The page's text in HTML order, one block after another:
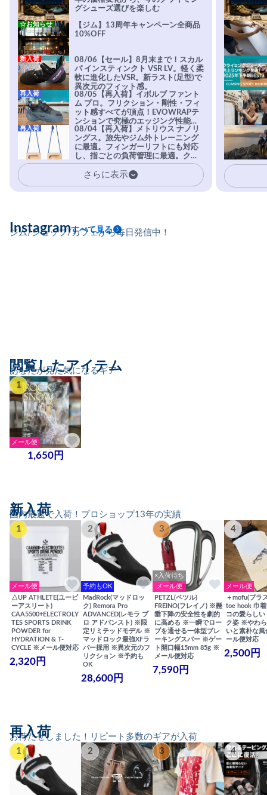
グシューズ選びを楽しむ
【ジム】13周年キャンペーン全商品
10%OFF
☆お知らせ
08/06【セール】8月末まで！スカル
パ インスティンクト VSR LV。軽く柔
軟に進化したVSR。新ラスト(足型)で
異次元のフィット感。
新入荷
08/05【再入荷】イボルブ ファント
ム プロ。フリクション・剛性・フィ
ット感すべてが頂点！EVOWRAPテ
ンションで究極のエッジング性能を
実現。進化系ラバーEvo-74はTRAX
を凌駕する粘着力で極小ホールドに
安心感。
再入荷
08/04【再入荷】メトリウス ナノリ
ングス。旅先やジム外トレーニング
に最適。フィンガーリフトにも対応
し、指ごとの負荷管理に最適。クラ
イマーの指を本気で鍛えるギア。
再入荷
さらに表示
ジム/ショップ/カフェから毎日発信中！
Instagramすべて見る
あなたが見た気になるギア
閲覧したアイテム
1
メール便
1,650円
国内最速で入荷！プロショップ13年の実績
新入荷
1
メール便
△UP ATHLETE(ユーピ
ーアスリート)
CAA5500+ELECTROLY
TES SPORTS DRINK
POWDER for
HYDRATION & T-
CYCLE ※メール便対応
2,320円
2
予約もOK
MadRock(マッドロッ
ク) Remora Pro
ADVANCED(レモラ プ
ロ アドバンスト) ※限
定リミテッドモデル ※
マッドロック最強XFラ
バー採用 ※異次元のフ
リクション ※予約も
OK
28,600円
3
×入荷待ち
メール便
PETZL(ペツル)
FREINO(フレイノ) ※懸
垂下降の安全性を劇的
に高める ※一瞬でロー
プを通せる一体型ブレ
ーキングスパー ※ゲー
ト開口幅15mm 85g ※
メール便対応
7,590円
4
メール便
＋mofu(プラ
toe hook 巾
コの愛らしい
ク姿 ※やわ
いと素朴な
ール便対応
2,500円
お待たせしました！リピート多数のギアが入荷
再入荷
1 2 3 4